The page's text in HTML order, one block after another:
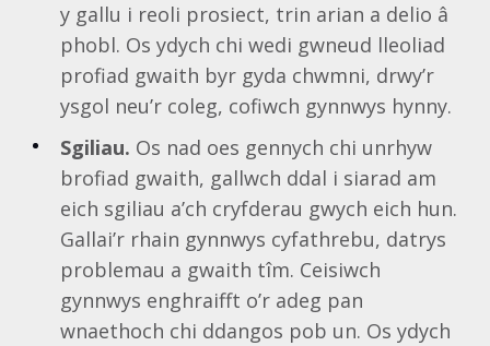
y gallu i reoli prosiect, trin arian a delio â
phobl. Os ydych chi wedi gwneud lleoliad
profiad gwaith byr gyda chwmni, drwy’r
ysgol neu’r coleg, cofiwch gynnwys hynny.
Sgiliau. Os nad oes gennych chi unrhyw
brofiad gwaith, gallwch ddal i siarad am
eich sgiliau a’ch cryfderau gwych eich hun.
Gallai’r rhain gynnwys cyfathrebu, datrys
problemau a gwaith tîm. Ceisiwch
gynnwys enghraifft o’r adeg pan
wnaethoch chi ddangos pob un. Os ydych